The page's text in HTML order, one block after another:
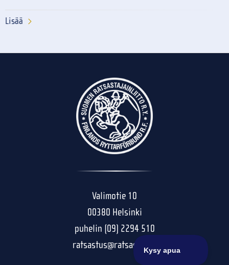
Lisää
Valimotie 10
00380 Helsinki
puhelin (09) 2294 510
ratsastus@ratsastus.fi